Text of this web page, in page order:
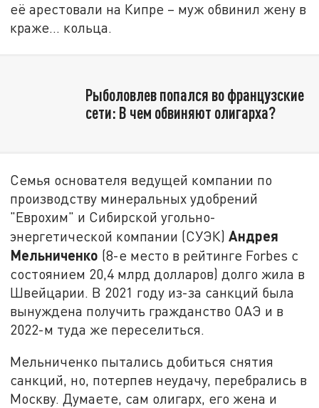
её арестовали на Кипре – муж обвинил жену в
краже… кольца.
Рыболовлев попался во французские
сети: В чем обвиняют олигарха?
Семья основателя ведущей компании по
производству минеральных удобрений
"Еврохим" и Сибирской угольно-
энергетической компании (СУЭК)Андрея
Мельниченко (8-е место в рейтинге Forbes с
состоянием 20,4 млрд долларов) долго жила в
Швейцарии. В 2021 году из-за санкций была
вынуждена получить гражданство ОАЭ и в
2022-м туда же переселиться.
Мельниченко пытались добиться снятия
санкций, но, потерпев неудачу, перебрались в
Москву. Думаете, сам олигарх, его жена и